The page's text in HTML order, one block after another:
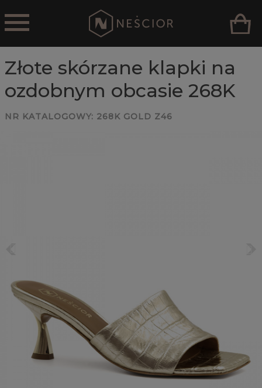
Złote skórzane klapki na
ozdobnym obcasie 268K
NR KATALOGOWY: 268K GOLD Z46